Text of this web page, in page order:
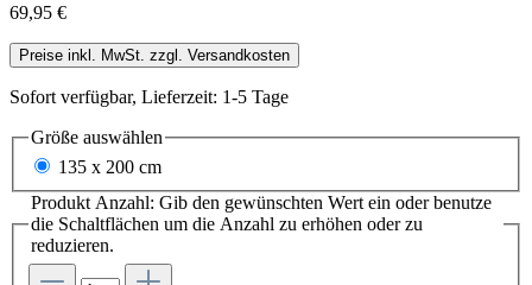
69,95 €
Preise inkl. MwSt. zzgl. Versandkosten
Sofort verfügbar, Lieferzeit: 1-5 Tage
Größe auswählen
135 x 200 cm
Produkt Anzahl: Gib den gewünschten Wert ein oder benutze
die Schaltflächen um die Anzahl zu erhöhen oder zu
reduzieren.